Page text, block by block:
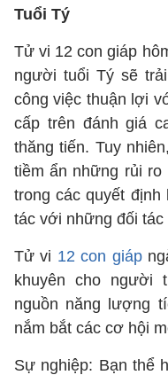
Tuổi Tý
Tử vi 12 con giáp
người tuổi Tý sẽ
công việc thuận lợi
cấp trên đánh giá
thăng tiến. Tuy
tiềm ẩn những rủi ro
trong các quyết
tác với những đối tác
Tử vi 12 con giáp
khuyên cho người
nguồn năng lượng
nắm bắt các cơ hội
Sự nghiệp: Bạn thể